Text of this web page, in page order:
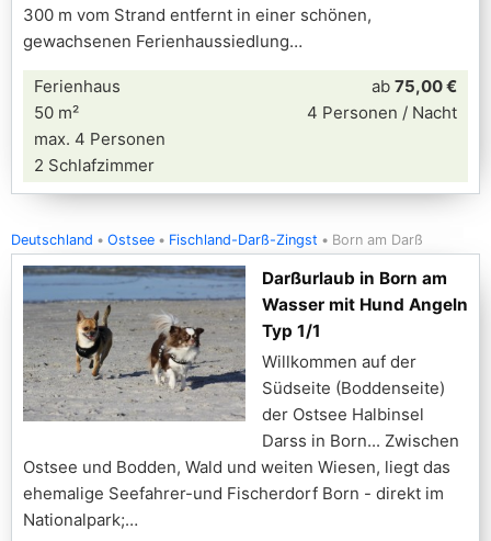
300 m vom Strand entfernt in einer schönen,
gewachsenen Ferienhaussiedlung
Ferienhaus
50 m²
max. 4 Personen
2 Schlafzimmer
ab 75,00 €
4 Personen / Nacht
Deutschland Ostsee Fischland-Darß-Zingst Born am Darß
Darßurlaub in Born am
Wasser mit Hund Angeln
Typ 1/1
Willkommen auf der
Südseite (Boddenseite)
der Ostsee Halbinsel
Darss in Born... Zwischen
Ostsee und Bodden, Wald und weiten Wiesen, liegt das
ehemalige Seefahrer-und Fischerdorf Born - direkt im
Nationalpark;